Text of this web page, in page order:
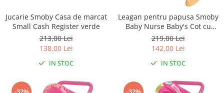
Jucarie Smoby Casa de marcat
Small Cash Register verde
213,00 Lei
138,00 Lei
IN STOC
Leagan pentru papusa Smoby
Baby Nurse Baby's Cot cu
carusel
219,00 Lei
142,00 Lei
IN STOC